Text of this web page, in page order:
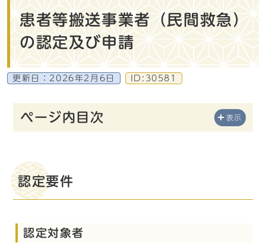
患者等搬送事業者（民間救急）
の認定及び申請
更新日： 2026年2月6日 ID:30581
ページ内目次 表示
認定要件
認定対象者